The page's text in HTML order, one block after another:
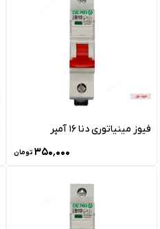
فیوز مینیاتوری دنا 16 آمپر
۳۵۰٬۰۰۰ تومان